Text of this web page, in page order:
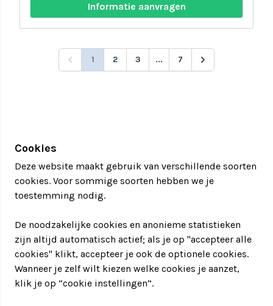
Informatie aanvragen
1 2 3 ... 7
Cookies
Deze website maakt gebruik van verschillende soorten
cookies. Voor sommige soorten hebben we je
toestemming nodig.
De noodzakelijke cookies en anonieme statistieken
zijn altijd automatisch actief; als je op "accepteer alle
cookies" klikt, accepteer je ook de optionele cookies.
Wanneer je zelf wilt kiezen welke cookies je aanzet,
klik je op “cookie instellingen”.